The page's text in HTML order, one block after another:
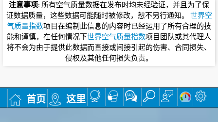
注意事项: 所有空气质量数据在发布时均未经验证，并且为了保
证数据质量，这些数据可能随时被修改，恕不另行通知。 世界空
气质量指数项目在编制此信息的内容时已经运用了所有合理的技
能和谨慎，在任何情况下世界空气质量指数项目团队或其代理人
将不会为由于提供此数据而直接或间接引起的伤害、合同损失、
侵权及其他任何损失负责。
首页 这里